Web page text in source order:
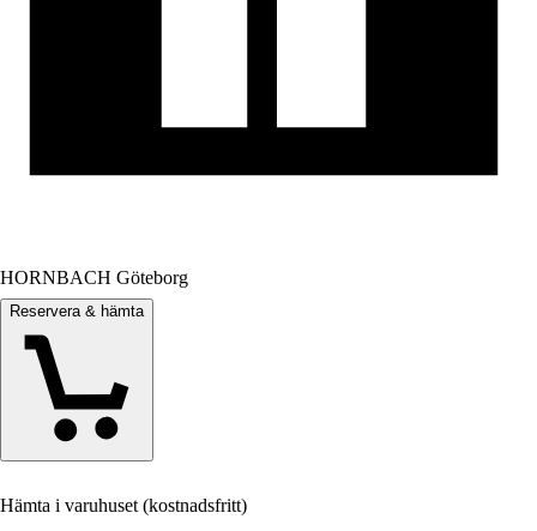
HORNBACH Göteborg
Reservera & hämta
Hämta i varuhuset (kostnadsfritt)